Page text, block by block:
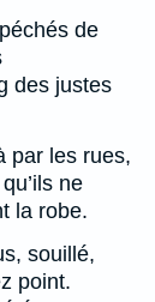
de
des justes
par les rues,
ne
la robe.
souillé,
point.